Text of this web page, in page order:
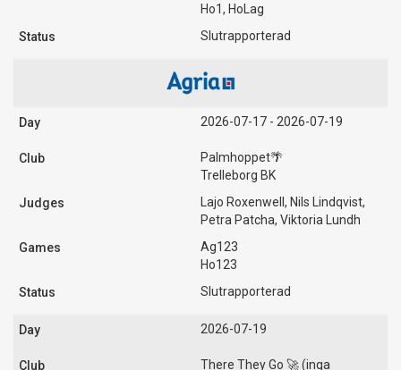
Ho1, HoLag
Slutrapporterad
2026-07-17 - 2026-07-19
Palmhoppet🌴
Trelleborg BK
Lajo Roxenwell, Nils Lindqvist,
Petra Patcha, Viktoria Lundh
Ag123
Ho123
Slutrapporterad
2026-07-19
There They Go 🚀 (inga